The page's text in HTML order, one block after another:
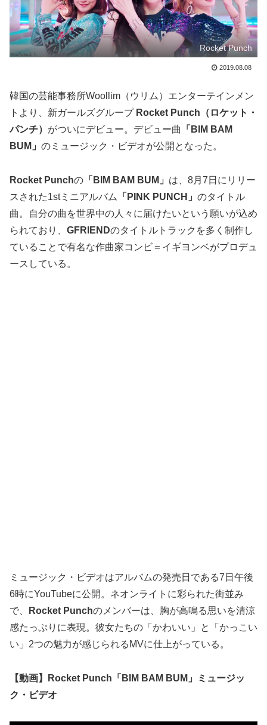
Rocket Punch
2019.08.08
韓国の芸能事務所Woollim（ウリム）エンターテインメン
トより、新ガールズグループ Rocket Punch（ロケット・
パンチ） がついにデビュー。デビュー曲
「BIM BAM
BUM」 のミュージック・ビデオが公開となった。
Rocket Punchの 「BIM BAM BUM」 は、8月7日にリリー
スされた1stミニアルバム
「PINK PUNCH」 のタイトル
曲。自分の曲を世界中の人々に届けたいという願いが込め
られており、 GFRIENDのタイトルトラックを多く制作し
ていることで有名な作曲家コンビ＝イギヨンベがプロデュ
ースしている。
ミュージック・ビデオはアルバムの発売日である7日午後
6時にYouTubeに公開。ネオンライトに彩られた街並み
で、
Rocket Punchのメンバーは、胸が高鳴る思いを清涼
感たっぷりに表現。彼女たちの「かわいい」と「かっこい
い」2つの魅力が感じられるMVに仕上がっている。
【動画】Rocket Punch「BIM BAM BUM」ミュージッ
ク・ビデオ